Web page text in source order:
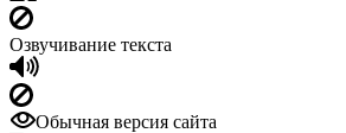
Озвучивание текста
Обычная версия сайта